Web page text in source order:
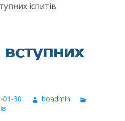
contentіспитів
01-30
hoadmin